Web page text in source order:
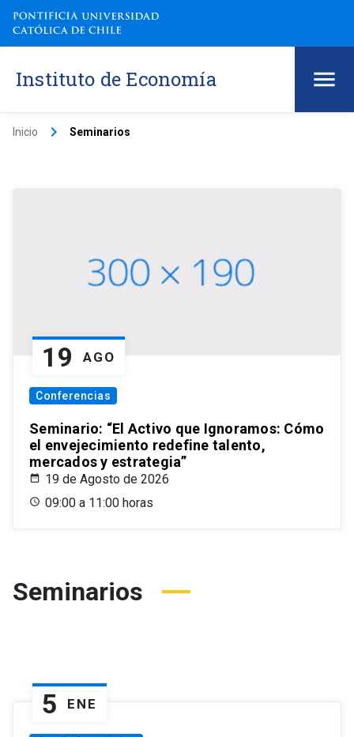
Instituto de Economía
Inicio keyboard_arrow_right Seminarios
19 AGO
Conferencias
Seminario: “El Activo que Ignoramos: Cómo
el envejecimiento redefine talento,
mercados y estrategia”
19 de Agosto de 2026
09:00 a 11:00 horas
Seminarios
5 ENE